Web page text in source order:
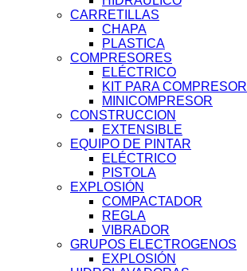
CARRETILLAS
CHAPA
PLASTICA
COMPRESORES
ELÉCTRICO
KIT PARA COMPRESOR
MINICOMPRESOR
CONSTRUCCION
EXTENSIBLE
EQUIPO DE PINTAR
ELÉCTRICO
PISTOLA
EXPLOSIÓN
COMPACTADOR
REGLA
VIBRADOR
GRUPOS ELECTROGENOS
EXPLOSIÓN